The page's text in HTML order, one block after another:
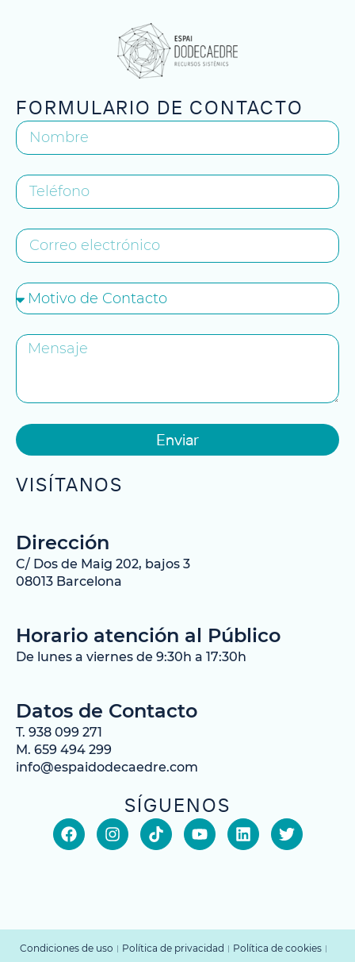
FORMULARIO DE CONTACTO
Enviar
VISÍTANOS
Dirección
C/ Dos de Maig 202, bajos 3
08013 Barcelona
Horario atención al Público
De lunes a viernes de 9:30h a 17:30h
Datos de Contacto
T. 938 099 271
M. 659 494 299
info@espaidodecaedre.com
SÍGUENOS
Condiciones de uso Política de privacidad Política de cookies